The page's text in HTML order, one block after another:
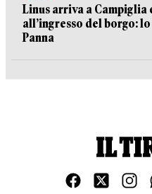
Linus arriva a
all’ingresso del borgo:
Panna